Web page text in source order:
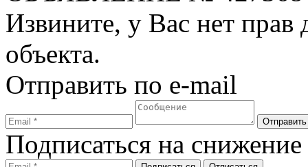
Извините, у Вас нет прав
объекта.
Отправить по e-mail
Подписаться на